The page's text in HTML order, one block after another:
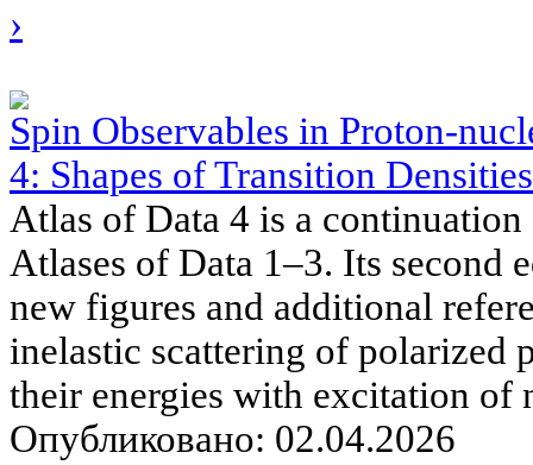
›
Spin Observables in Proton-
4: Shapes of Transition
Atlas of Data 4 is a
Atlases of Data 1–3. Its second
new figures and additional
inelastic scattering of polarized
their energies with excitation
Опубликовано: 02.04.2026